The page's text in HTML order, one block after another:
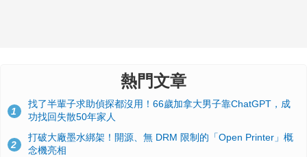
熱門文章
1
找了半輩子求助偵探都沒用！66歲加拿大男子靠ChatGPT，成
功找回失散50年家人
2
打破大廠墨水綁架！開源、無 DRM 限制的「Open Printer」概
念機亮相